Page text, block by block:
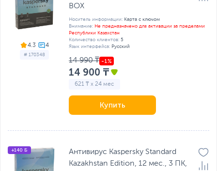
4.3
# 170348
BOX
Носитель информации: Карта с ключом
Внимание: Не предназначено для активации за пределами
Республики Казахстан
Количество клиентов: 5
Язык интерфейса: Русский
14 990 ₸
14 900 ₸
621 ₸ x 24 мес
Купить
+140 Б
Антивирус Kaspersky Standard
Kazakhstan Edition, 12 мес., 3 ПК,